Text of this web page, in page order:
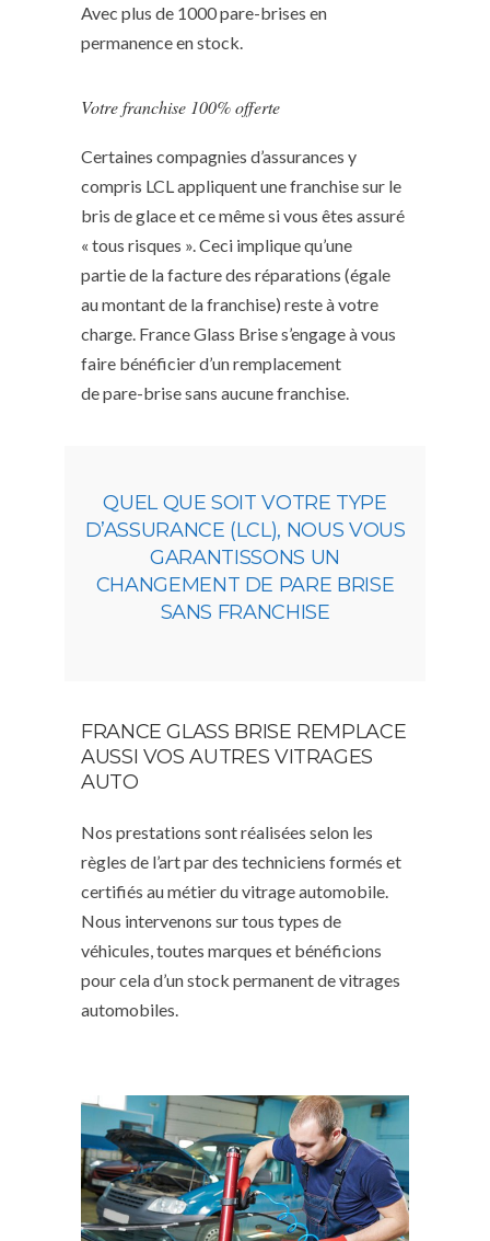
Avec plus de 1000 pare-brises en
permanence en stock.
Votre franchise 100% offerte
Certaines compagnies d’assurances y
compris LCL appliquent une franchise sur le
bris de glace et ce même si vous êtes assuré
« tous risques ». Ceci implique qu’une
partie de la facture des réparations (égale
au montant de la franchise) reste à votre
charge. France Glass Brise s’engage à vous
faire bénéficier d’un remplacement
de pare-brise sans aucune franchise.
QUEL QUE SOIT VOTRE TYPE
D’ASSURANCE (LCL), NOUS VOUS
GARANTISSONS UN
CHANGEMENT DE PARE BRISE
SANS FRANCHISE
FRANCE GLASS BRISE REMPLACE
AUSSI VOS AUTRES VITRAGES
AUTO
Nos prestations sont réalisées selon les
règles de l’art par des techniciens formés et
certifiés au métier du vitrage automobile.
Nous intervenons sur tous types de
véhicules, toutes marques et bénéficions
pour cela d’un stock permanent de vitrages
automobiles.